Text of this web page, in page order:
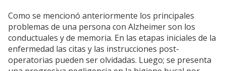
Como se mencionó anteriormente los principales
problemas de una persona con Alzheimer son los
conductuales y de memoria. En las etapas iniciales de la
enfermedad las citas y las instrucciones post-
operatorias pueden ser olvidadas. Luego; se presenta